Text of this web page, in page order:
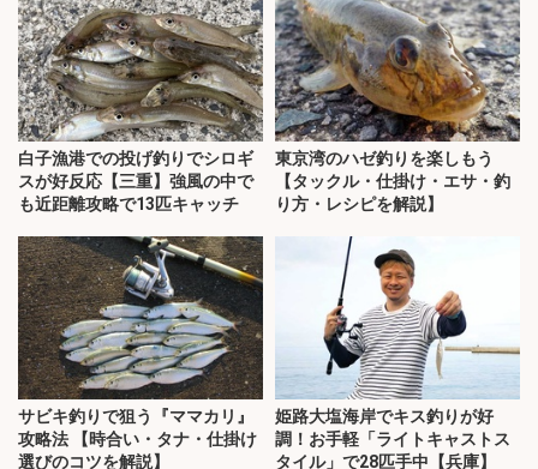
白子漁港での投げ釣りでシロギ
スが好反応【三重】強風の中で
も近距離攻略で13匹キャッチ
東京湾のハゼ釣りを楽しもう
【タックル・仕掛け・エサ・釣
り方・レシピを解説】
サビキ釣りで狙う『ママカリ』
攻略法 【時合い・タナ・仕掛け
選びのコツを解説】
姫路大塩海岸でキス釣りが好
調！お手軽「ライトキャストス
タイル」で28匹手中【兵庫】